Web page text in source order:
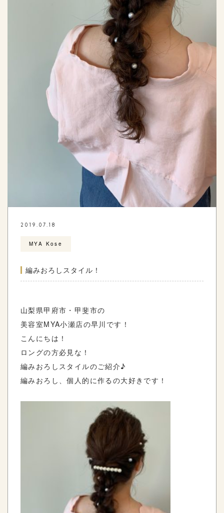
2019.07.18
MYA Kose
編みおろしスタイル！
山梨県甲府市・甲斐市の
美容室MYA小瀬店の早川です！
こんにちは！
ロングの方必見な！
編みおろしスタイルのご紹介♪
編みおろし、個人的に作るの大好きです！